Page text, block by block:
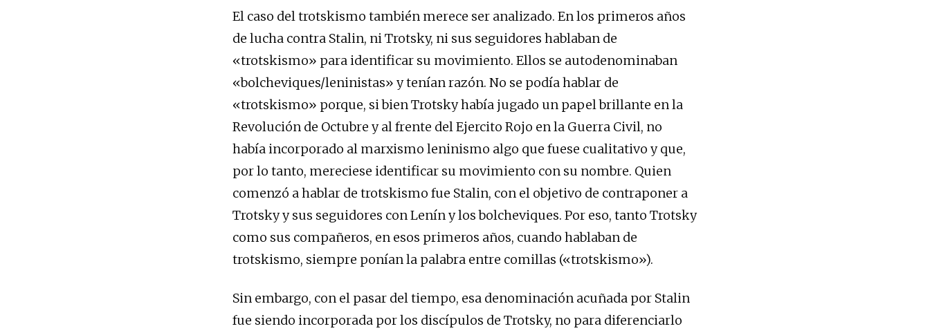
El caso del trotskismo también merece ser analizado. En los primeros años
de lucha contra Stalin, ni Trotsky, ni sus seguidores hablaban de
«trotskismo» para identificar su movimiento. Ellos se autodenominaban
«bolcheviques/leninistas» y tenían razón. No se podía hablar de
«trotskismo» porque, si bien Trotsky había jugado un papel brillante en la
Revolución de Octubre y al frente del Ejercito Rojo en la Guerra Civil, no
había incorporado al marxismo leninismo algo que fuese cualitativo y que,
por lo tanto, mereciese identificar su movimiento con su nombre. Quien
comenzó a hablar de trotskismo fue Stalin, con el objetivo de contraponer a
Trotsky y sus seguidores con Lenín y los bolcheviques. Por eso, tanto Trotsky
como sus compañeros, en esos primeros años, cuando hablaban de
trotskismo, siempre ponían la palabra entre comillas («trotskismo»).
Sin embargo, con el pasar del tiempo, esa denominación acuñada por Stalin
fue siendo incorporada por los discípulos de Trotsky, no para diferenciarlo